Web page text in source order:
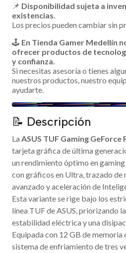
📌 Disponibilidad sujeta a
existencias.
Los precios pueden cambiar sin
🕹️ En Tienda Gamer Medellín
ofrecer productos de
y confianza.
Si necesitas asesoría o tienes
nuestros productos, nuestro
ayudarte.
📝 Descripción
La ASUS TUF Gaming GeForce
tarjeta gráfica de última
un rendimiento óptimo en
con gráficos en Ultra, trazado de
avanzado y aceleración de
Esta variante se rige bajo los
línea TUF de ASUS, priorizando
estabilidad eléctrica y una
Equipada con 12 GB de memoria
sistema de enfriamiento de tres